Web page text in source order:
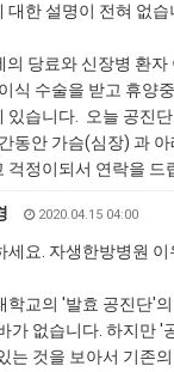
대한 설명이 전혀 없
의 당료와 신장병 환
식 수술을 받고 휴양
있습니다. 오늘 공진
동안 가슴(심장) 과
걱정이되서 연락을
2020.04.15 04:00
세요. 자생한방병원 이
학교의 '발효 공진단'
가 없습니다. 하지만 '
는 것을 보아서 기존